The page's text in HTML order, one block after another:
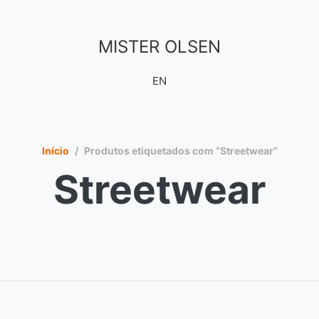
MISTER OLSEN
EN
Início / Produtos etiquetados com “Streetwear”
Streetwear